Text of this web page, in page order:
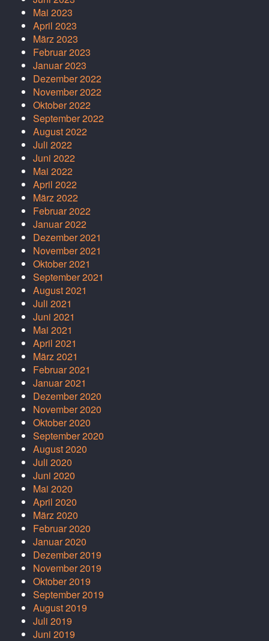
Mai 2023
April 2023
März 2023
Februar 2023
Januar 2023
Dezember 2022
November 2022
Oktober 2022
September 2022
August 2022
Juli 2022
Juni 2022
Mai 2022
April 2022
März 2022
Februar 2022
Januar 2022
Dezember 2021
November 2021
Oktober 2021
September 2021
August 2021
Juli 2021
Juni 2021
Mai 2021
April 2021
März 2021
Februar 2021
Januar 2021
Dezember 2020
November 2020
Oktober 2020
September 2020
August 2020
Juli 2020
Juni 2020
Mai 2020
April 2020
März 2020
Februar 2020
Januar 2020
Dezember 2019
November 2019
Oktober 2019
September 2019
August 2019
Juli 2019
Juni 2019